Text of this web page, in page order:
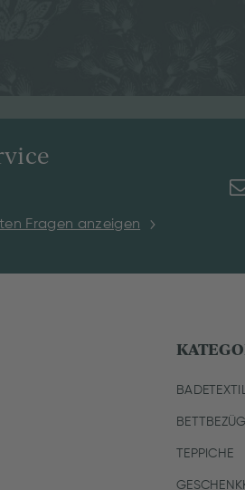
Fragen anzeigen
TEPPICHE